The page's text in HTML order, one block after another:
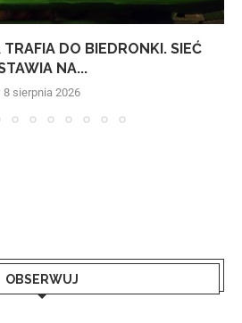
DO BIEDRONKI. SIEĆ
NA...
8 sierpnia 2026
OBSERWUJ